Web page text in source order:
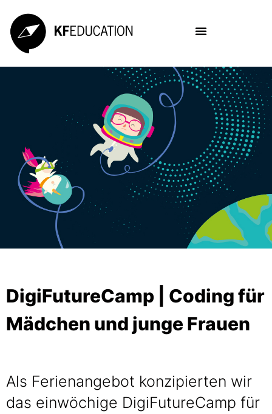
DigiFutureCamp | Coding für
Mädchen und junge Frauen
Als Ferienangebot konzipierten wir
das einwöchige DigiFutureCamp für